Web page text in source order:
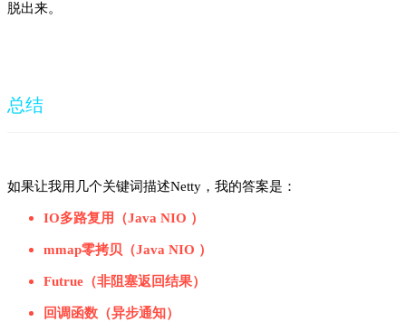
脱出来。
总结
如果让我用几个关键词描述Netty，我的答案是：
IO多路复用（Java NIO ）
mmap零拷贝（Java NIO ）
Futrue（非阻塞返回结果）
回调函数（异步通知）